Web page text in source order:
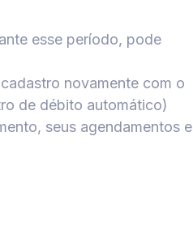
esse período, pode
novamente com o
de débito automático)
seus agendamentos e